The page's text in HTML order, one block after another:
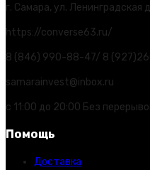
г. Самара, ул. Ленинградская
https://converse63.ru/
8 (846) 990-88-47/ 8
samarainvest@inbox.ru
с 11:00 до 20:00 Без
Помощь
Доставка